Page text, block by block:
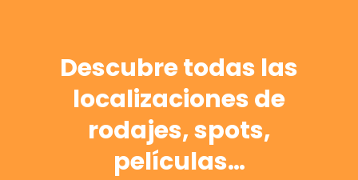
Descubre todas las
localizaciones de
rodajes, spots,
películas…